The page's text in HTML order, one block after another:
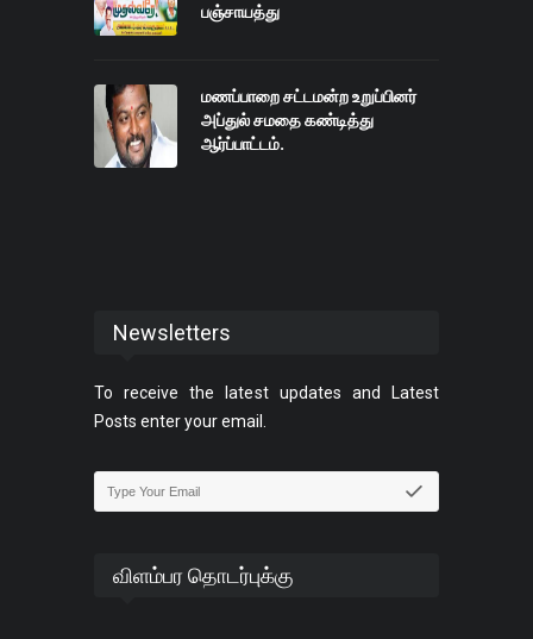
பஞ்சாயத்து
மணப்பாறை சட்டமன்ற உறுப்பினர்
அப்துல் சமதை கண்டித்து
ஆர்ப்பாட்டம்.
Newsletters
To receive the latest updates and Latest
Posts enter your email.
விளம்பர தொடர்புக்கு